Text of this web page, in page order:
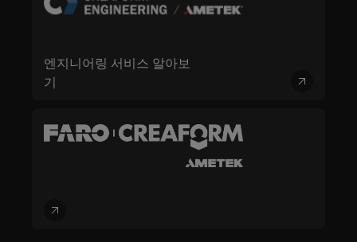
엔지니어링 서비스 알아보
기